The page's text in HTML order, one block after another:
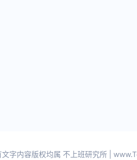
文字内容版权均属 不上班研究所 |